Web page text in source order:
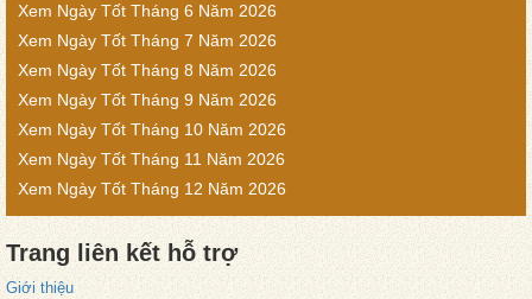
Xem Ngày Tốt Tháng 6 Năm 2026
Xem Ngày Tốt Tháng 7 Năm 2026
Xem Ngày Tốt Tháng 8 Năm 2026
Xem Ngày Tốt Tháng 9 Năm 2026
Xem Ngày Tốt Tháng 10 Năm 2026
Xem Ngày Tốt Tháng 11 Năm 2026
Xem Ngày Tốt Tháng 12 Năm 2026
Trang liên kết hỗ trợ
Giới thiệu